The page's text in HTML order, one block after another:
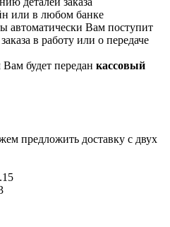
или в любом банке
автоматически Вам поступит
в работу или о передаче
Вам будет передан кассовый
предложить доставку с двух